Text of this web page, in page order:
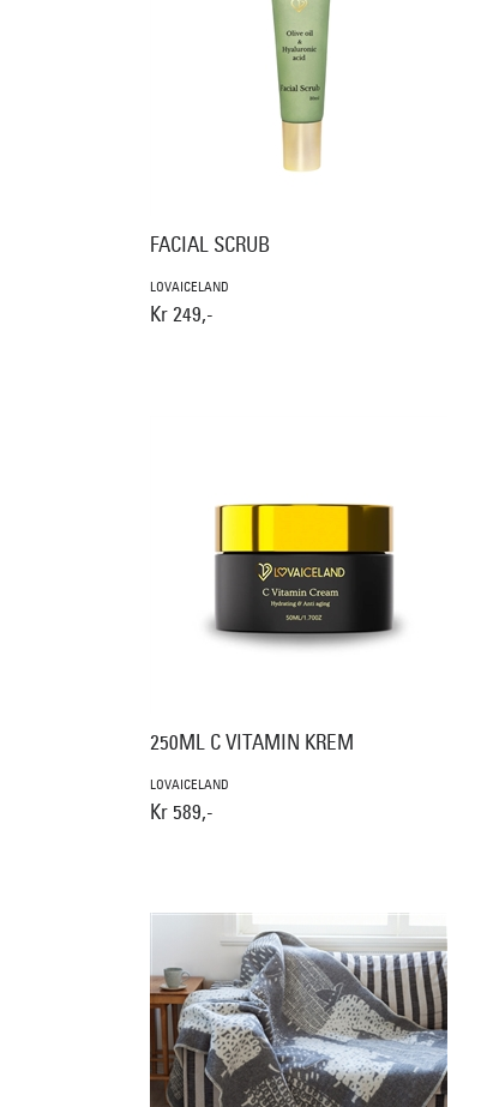
FACIAL SCRUB
LOVAICELAND
Kr 249,-
250ML C VITAMIN KREM
LOVAICELAND
Kr 589,-